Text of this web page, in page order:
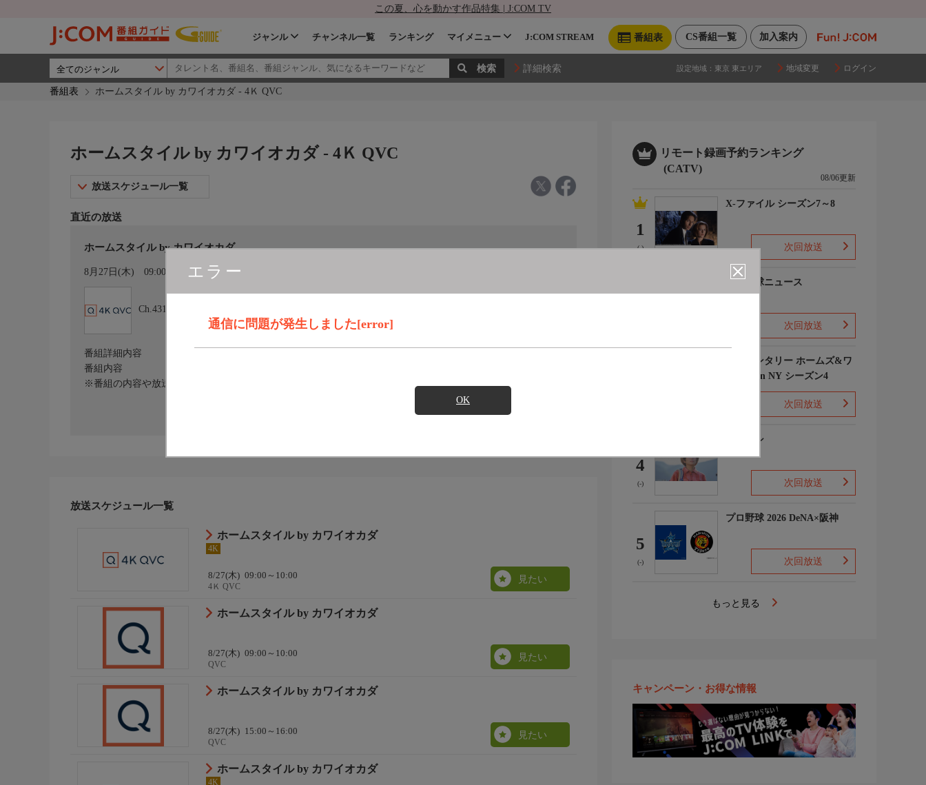
この夏、心を動かす作品特集 | J:COM TV
加入案内
CS番組一覧
番組表
ジャンル チャンネル一覧 ランキング マイメニュー J:COM STREAM
詳細検索 設定地域： 東京 東エリア 地域変更 ログイン
番組表 ホームスタイル by カワイオカダ - 4Ｋ QVC
エラー
通信に問題が発生しました[error]
OK
ホームスタイル by カワイオカダ - 4Ｋ QVC
放送スケジュール一覧
直近の放送
ホームスタイル by カワイオカダ
8月27日(木) 09:00〜10:00 カレンダー登録
Ch.431
番組詳細内容
番組内容
※番組の内容や放送日時は、変更となる場合がございます。
放送スケジュール一覧
ホームスタイル by カワイオカダ
4K
8/27(木) 09:00～10:00
4Ｋ QVC
見たい
ホームスタイル by カワイオカダ
8/27(木) 09:00～10:00
QVC
見たい
ホームスタイル by カワイオカダ
8/27(木) 15:00～16:00
QVC
見たい
ホームスタイル by カワイオカダ
4K
リモート録画予約ランキング
(CATV)
08/06更新
1
(-)
X-ファイル シーズン7～8
次回放送
プロ野球ニュース
次回放送
エレメンタリー ホームズ&ワ
トソン in NY シーズン4
次回放送
4
(-)
下山メシ
次回放送
5
(-)
プロ野球 2026 DeNA×阪神
次回放送
もっと見る
キャンペーン・お得な情報